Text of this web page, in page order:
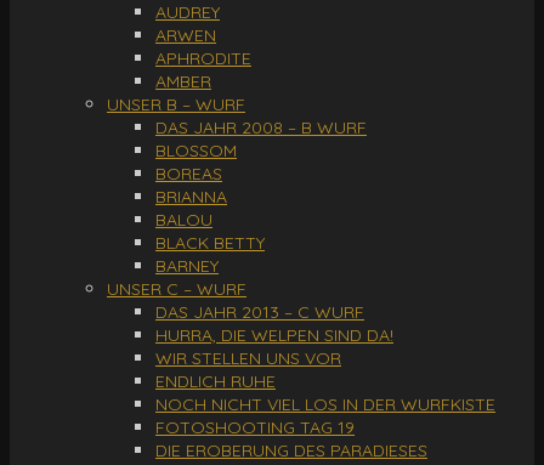
AUDREY
ARWEN
APHRODITE
AMBER
UNSER B – WURF
DAS JAHR 2008 – B WURF
BLOSSOM
BOREAS
BRIANNA
BALOU
BLACK BETTY
BARNEY
UNSER C – WURF
DAS JAHR 2013 – C WURF
HURRA, DIE WELPEN SIND DA!
WIR STELLEN UNS VOR
ENDLICH RUHE
NOCH NICHT VIEL LOS IN DER WURFKISTE
FOTOSHOOTING TAG 19
DIE EROBERUNG DES PARADIESES